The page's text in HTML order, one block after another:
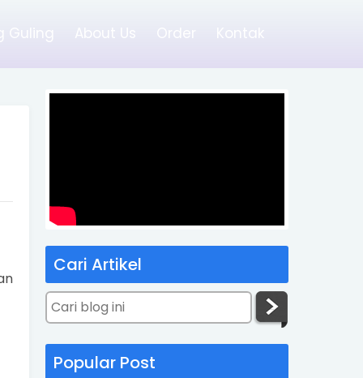
Guling About Us Order Kontak
Cari Artikel
Popular Post